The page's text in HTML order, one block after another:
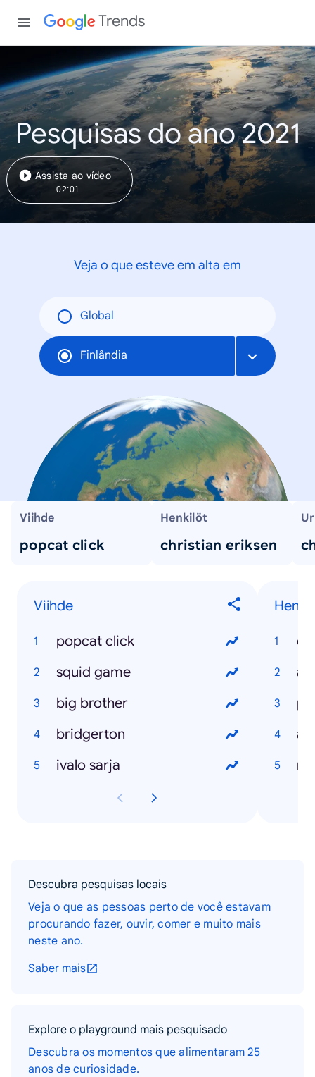
Trends
Pesquisas do ano 2021
Assista ao vídeo
02:01
Veja o que esteve em alta em
Global
Finlândia
Viihde
popcat click
Henkilöt
christian eriksen
Viihde
popcat click
squid game
big brother
bridgerton
ivalo sarja
Descubra pesquisas locais
Veja o que as pessoas perto de você estavam
procurando fazer, ouvir, comer e muito mais
neste ano.
Saber mais
Explore o playground mais pesquisado
Descubra os momentos que alimentaram 25
anos de curiosidade.